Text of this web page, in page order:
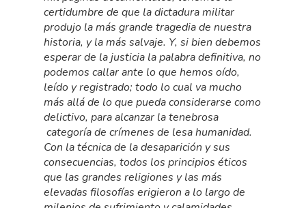
certidumbre de que la dictadura militar
produjo la más grande tragedia de nuestra
historia, y la más salvaje. Y, si bien debemos
esperar de la justicia la palabra definitiva, no
podemos callar ante lo que hemos oído,
leído y registrado; todo lo cual va mucho
más allá de lo que pueda considerarse como
delictivo, para alcanzar la tenebrosa
categoría de crímenes de lesa humanidad.
Con la técnica de la desaparición y sus
consecuencias, todos los principios éticos
que las grandes religiones y las más
elevadas filosofías erigieron a lo largo de